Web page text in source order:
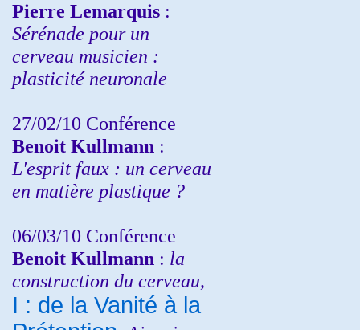
Pierre Lemarquis :
Sérénade pour un
cerveau musicien :
plasticité neuronale
27/02/10 Conférence
Benoit Kullmann :
L'esprit faux : un cerveau
en matière plastique ?
06/03/10 Conférence
Benoit Kullmann : la
construction du cerveau,
I : de la Vanité à la